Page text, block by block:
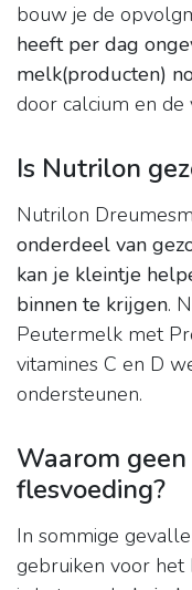
bouw je de
heeft per dag
melk(producten)
door calcium en de
Is Nutrilon
Nutrilon
onderdeel van
kan je kleintje
binnen te krijgen.
Peutermelk met
vitamines C en D
ondersteunen.
Waarom
flesvoeding?
In sommige
gebruiken voor het